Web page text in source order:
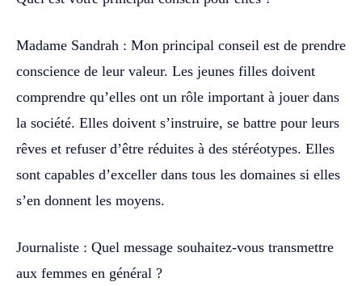
Madame Sandrah : Mon principal conseil est de prendre
conscience de leur valeur. Les jeunes filles doivent
comprendre qu’elles ont un rôle important à jouer dans
la société. Elles doivent s’instruire, se battre pour leurs
rêves et refuser d’être réduites à des stéréotypes. Elles
sont capables d’exceller dans tous les domaines si elles
s’en donnent les moyens.
Journaliste : Quel message souhaitez-vous transmettre
aux femmes en général ?